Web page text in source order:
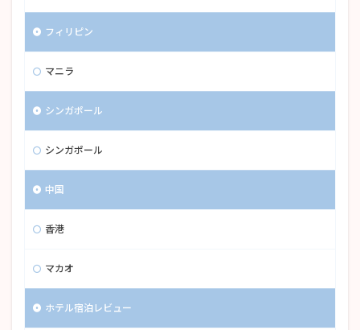
フィリピン
マニラ
シンガポール
シンガポール
中国
香港
マカオ
ホテル宿泊レビュー